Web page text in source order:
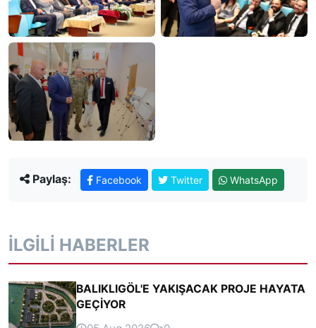
Paylaş: Facebook Twitter WhatsApp
İLGILI HABERLER
BALIKLIGÖL'E YAKIŞACAK PROJE HAYATA
GEÇİYOR